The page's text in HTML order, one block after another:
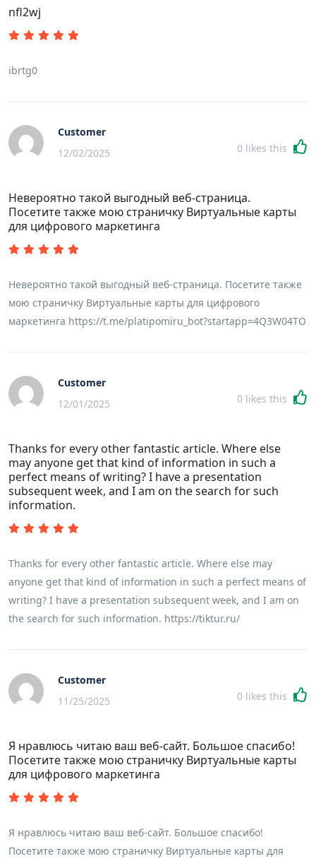
nfl2wj
ibrtg0
Customer
12/02/2025
0 likes this
Невероятно такой выгодный веб-страница.
Посетите также мою страничку Виртуальные карты
для цифрового маркетинга
Невероятно такой выгодный веб-страница. Посетите также
мою страничку Виртуальные карты для цифрового
маркетинга https://t.me/platipomiru_bot?startapp=4Q3W04TO
Customer
12/01/2025
0 likes this
Thanks for every other fantastic article. Where else
may anyone get that kind of information in such a
perfect means of writing? I have a presentation
subsequent week, and I am on the search for such
information.
Thanks for every other fantastic article. Where else may
anyone get that kind of information in such a perfect means of
writing? I have a presentation subsequent week, and I am on
the search for such information. https://tiktur.ru/
Customer
11/25/2025
0 likes this
Я нравлюсь читаю ваш веб-сайт. Большое спасибо!
Посетите также мою страничку Виртуальные карты
для цифрового маркетинга
Я нравлюсь читаю ваш веб-сайт. Большое спасибо!
Посетите также мою страничку Виртуальные карты для